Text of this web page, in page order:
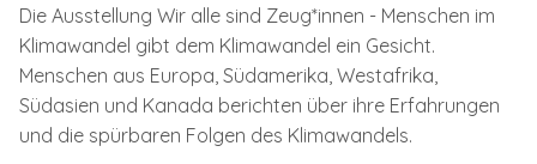
Die Ausstellung Wir alle sind Zeug*innen - Menschen im
Klimawandel gibt dem Klimawandel ein Gesicht.
Menschen aus Europa, Südamerika, Westafrika,
Südasien und Kanada berichten über ihre Erfahrungen
und die spürbaren Folgen des Klimawandels.